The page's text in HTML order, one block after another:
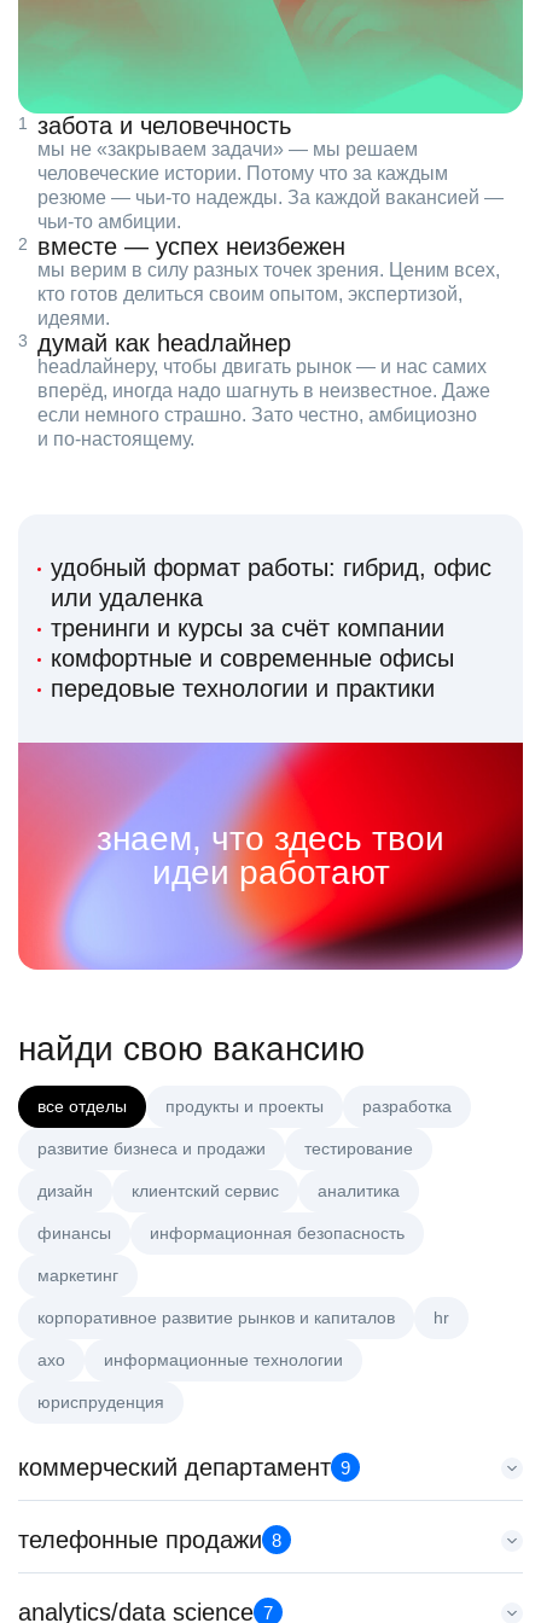
забота и человечность
мы не «закрываем задачи» — мы решаем
человеческие истории. Потому что за каждым
резюме — чьи‑то надежды. За каждой вакансией —
чьи‑то амбиции.
вместе — успех неизбежен
мы верим в силу разных точек зрения. Ценим всех,
кто готов делиться своим опытом, экспертизой,
идеями.
думай как headлайнер
headлайнеру, чтобы двигать рынок — и нас самих
вперёд, иногда надо шагнуть в неизвестное. Даже
если немного страшно. Зато честно, амбициозно
и по‑настоящему.
удобный формат работы: гибрид, офис
или удаленка
тренинги и курсы за счёт компании
комфортные и современные офисы
передовые технологии и практики
знаем, что здесь твои
идеи работают
найди свою вакансию
все отделы продукты и проекты разработка
развитие бизнеса и продажи тестирование
дизайн клиентский сервис аналитика
финансы информационная безопасность
маркетинг
корпоративное развитие рынков и капиталов hr
axo информационные технологии
юриспруденция
коммерческий департамент 9
Тренер по развитию компетенций продаж
HeadHunter::Коммерческий департамент
з/п не указана
телефонные продажи 8
Менеджер по привлечению клиентов (B2B)
analytics/data science 7